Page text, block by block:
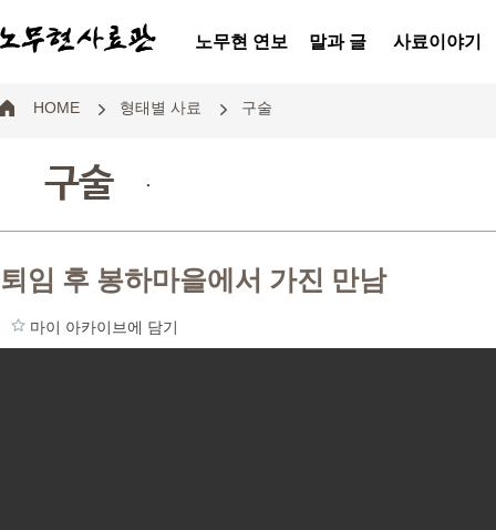
노무현 연보 말과 글 사료이야기
HOME 형태별 사료 구술
구술 .
퇴임 후 봉하마을에서 가진 만남
마이 아카이브에 담기